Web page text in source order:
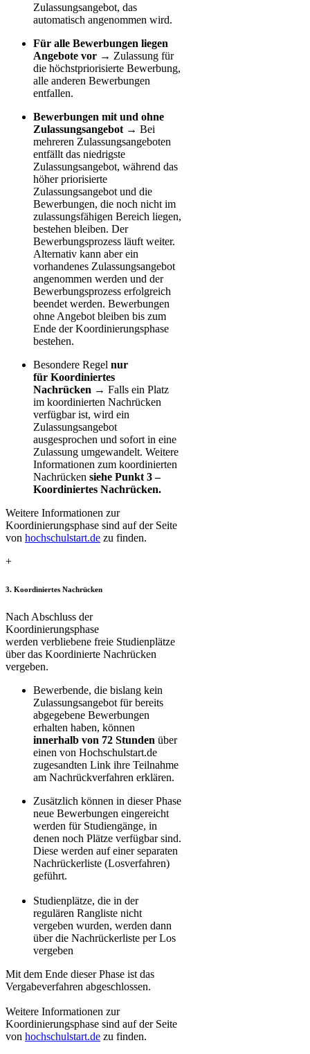
Zulassungsangebot, das
automatisch angenommen wird.
Für alle Bewerbungen liegen
Angebote vor → Zulassung für
die höchstpriorisierte Bewerbung,
alle anderen Bewerbungen
entfallen.
Bewerbungen mit und ohne
Zulassungsangebot → Bei
mehreren Zulassungsangeboten
entfällt das niedrigste
Zulassungsangebot, während das
höher priorisierte
Zulassungsangebot und die
Bewerbungen, die noch nicht im
zulassungsfähigen Bereich liegen,
bestehen bleiben. Der
Bewerbungsprozess läuft weiter.
Alternativ kann aber ein
vorhandenes Zulassungsangebot
angenommen werden und der
Bewerbungsprozess erfolgreich
beendet werden. Bewerbungen
ohne Angebot bleiben bis zum
Ende der Koordinierungsphase
bestehen.
Besondere Regel nur
für Koordiniertes
Nachrücken → Falls ein Platz
im koordinierten Nachrücken
verfügbar ist, wird ein
Zulassungsangebot
ausgesprochen und sofort in eine
Zulassung umgewandelt. Weitere
Informationen zum koordinierten
Nachrücken siehe Punkt 3 –
Koordiniertes Nachrücken.
Weitere Informationen zur
Koordinierungsphase sind auf der Seite
von hochschulstart.de​ zu finden.
+
3. Koordiniertes Nachrücken
Nach Abschluss der
Koordinierungsphase
werden verbliebene freie Studienplätze
über das Koordinierte Nachrücken
vergeben.
Bewerbende, die bislang kein
Zulassungsangebot für bereits
abgegebene Bewerbungen
erhalten haben, können
innerhalb von 72 Stunden über
einen von Hochschulstart.de
zugesandten Link ihre Teilnahme
am Nachrückverfahren erklären.
Zusätzlich können in dieser Phase
neue Bewerbungen eingereicht
werden für Studiengänge, in
denen noch Plätze verfügbar sind.
Diese werden auf einer separaten
Nachrückerliste (Losverfahren)
geführt.
Studienplätze, die in der
regulären Rangliste nicht
vergeben wurden, werden dann
über die Nachrückerliste per Los
vergeben
Mit dem Ende dieser Phase ist das
Vergabeverfahren abgeschlossen.
Weitere Informationen zur
Koordinierungsphase sind auf der Seite
von hochschulstart.de​ zu finden.